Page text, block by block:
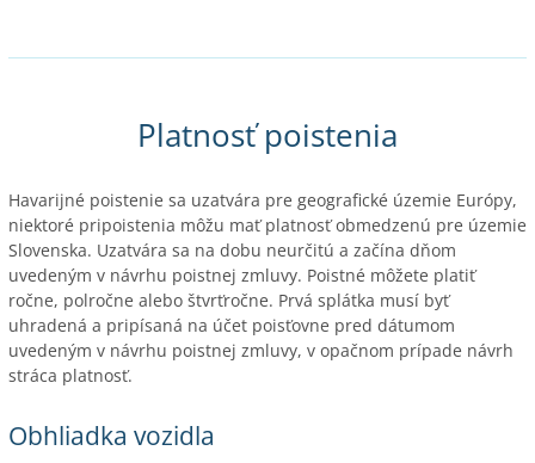
Platnosť poistenia
Havarijné poistenie sa uzatvára pre geografické územie Európy,
niektoré pripoistenia môžu mať platnosť obmedzenú pre územie
Slovenska. Uzatvára sa na dobu neurčitú a začína dňom
uvedeným v návrhu poistnej zmluvy. Poistné môžete platiť
ročne, polročne alebo štvrťročne. Prvá splátka musí byť
uhradená a pripísaná na účet poisťovne pred dátumom
uvedeným v návrhu poistnej zmluvy, v opačnom prípade návrh
stráca platnosť.
Obhliadka vozidla